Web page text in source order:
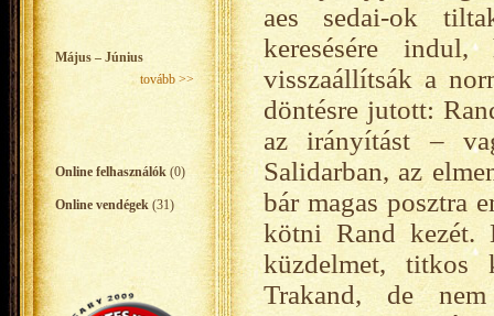
Május – Június
tovább >>
Online felhasználók (0)
Online vendégek (31)
aes sedai-ok
keresésére
visszaállítsák a
döntésre jutott:
az irányítást –
Salidarban, az
bár magas posztra
kötni Rand kezét.
küzdelmet, titkos
Trakand, de